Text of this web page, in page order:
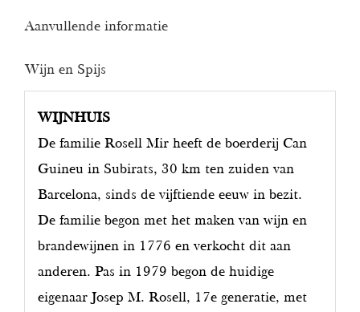
Aanvullende informatie
Wijn en Spijs
WIJNHUIS
De familie Rosell Mir heeft de boerderij Can
Guineu in Subirats, 30 km ten zuiden van
Barcelona, sinds de vijftiende eeuw in bezit.
De familie begon met het maken van wijn en
brandewijnen in 1776 en verkocht dit aan
anderen. Pas in 1979 begon de huidige
eigenaar Josep M. Rosell, 17e generatie, met